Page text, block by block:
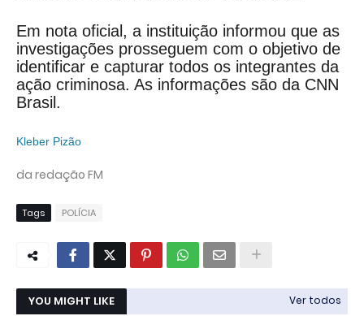
Em nota oficial, a instituição informou que as
investigações prosseguem com o objetivo de
identificar e capturar todos os integrantes da
ação criminosa. As informações são da CNN
Brasil.
Kleber Pizão
da redação FM
Tags POLÍCIA
YOU MIGHT LIKE Ver todos